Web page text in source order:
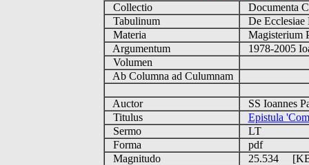
Collectio
Documenta
Tabulinum
De
Materia
Magisterium
Argumentum
1978-2005
Volumen
Ab Columna ad Culumnam
Auctor
SS Ioannes
Titulus
Epistula
Sermo
LT
Forma
pdf
Magnitudo
25.534